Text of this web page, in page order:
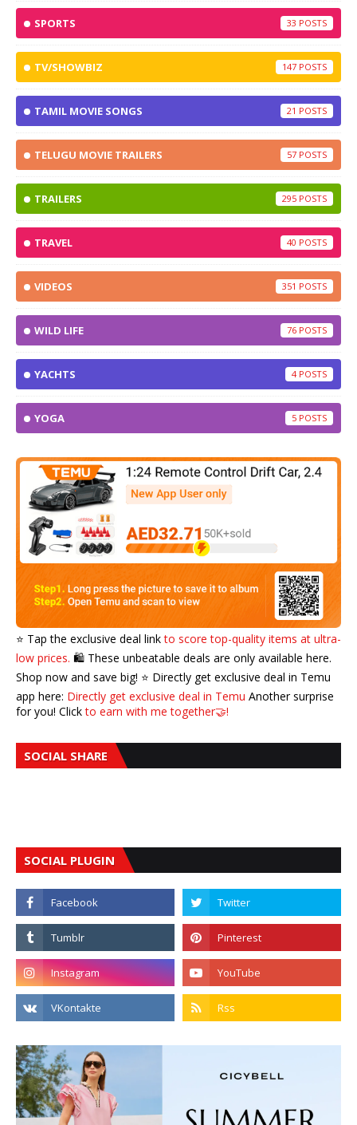
SPORTS 33
TV/SHOWBIZ 147
TAMIL MOVIE SONGS 21
TELUGU MOVIE TRAILERS 57
TRAILERS 295
TRAVEL 40
VIDEOS 351
WILD LIFE 76
YACHTS 4
YOGA 5
⭐️ Tap the exclusive deal linkto score top-quality items at ultra-
low prices. 🛍️ These unbeatable deals are only available here.
Shop now and save big! ⭐️ Directly get exclusive deal in Temu
app here: Directly get exclusive deal in Temu Another surprise
for you! Clickto earn with me together🤝!
SOCIAL SHARE
SOCIAL PLUGIN